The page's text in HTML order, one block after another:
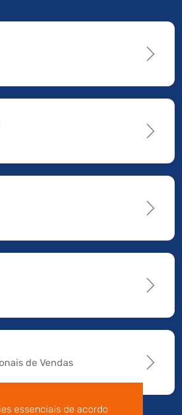
essenciais de acordo
de Vendas